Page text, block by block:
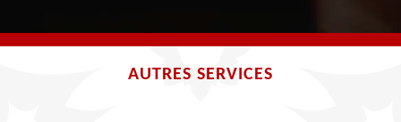
AUTRES SERVICES